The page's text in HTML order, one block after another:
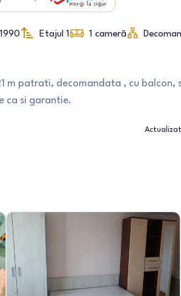
Etajul 1 1 cameră
m patrati, decomandata , cu balcon,
ca si garantie.